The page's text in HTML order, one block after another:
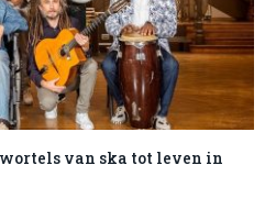
van ska tot leven in